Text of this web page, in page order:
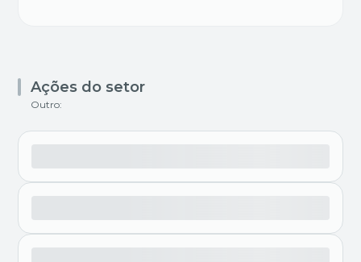
Ações do setor
Outro: